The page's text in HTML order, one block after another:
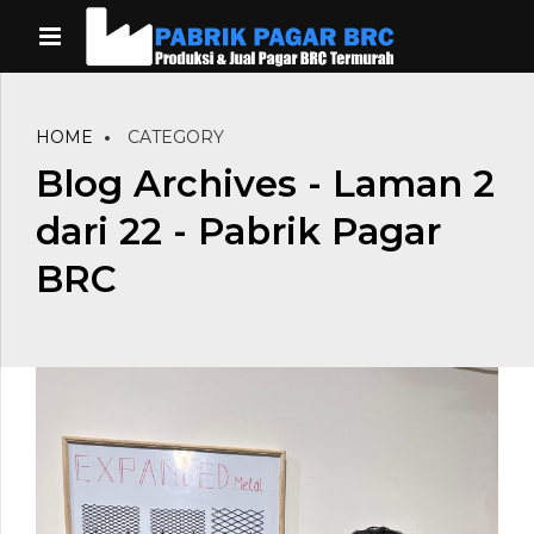
HOME CATEGORY
Blog Archives - Laman 2
dari 22 - Pabrik Pagar
BRC